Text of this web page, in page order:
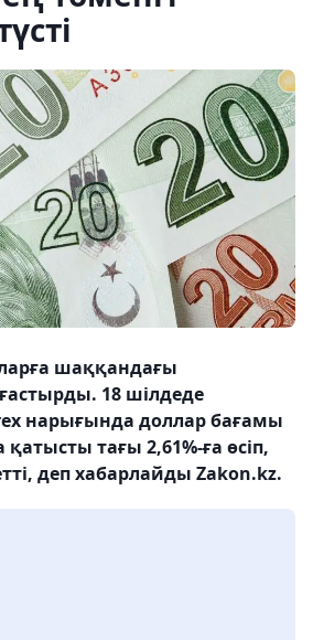
шаққандағы
18 шілдеде
нарығында доллар бағамы
тағы 2,61%-ға өсіп,
деп хабарлайды Zakon.kz.